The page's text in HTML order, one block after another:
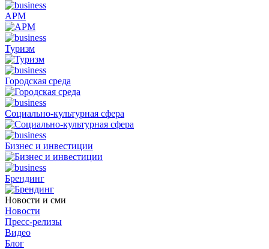
АРМ
Туризм
Городская среда
Социально-культурная сфера
Бизнес и инвестиции
Брендинг
Новости и сми
Новости
Пресс-релизы
Видео
Блог